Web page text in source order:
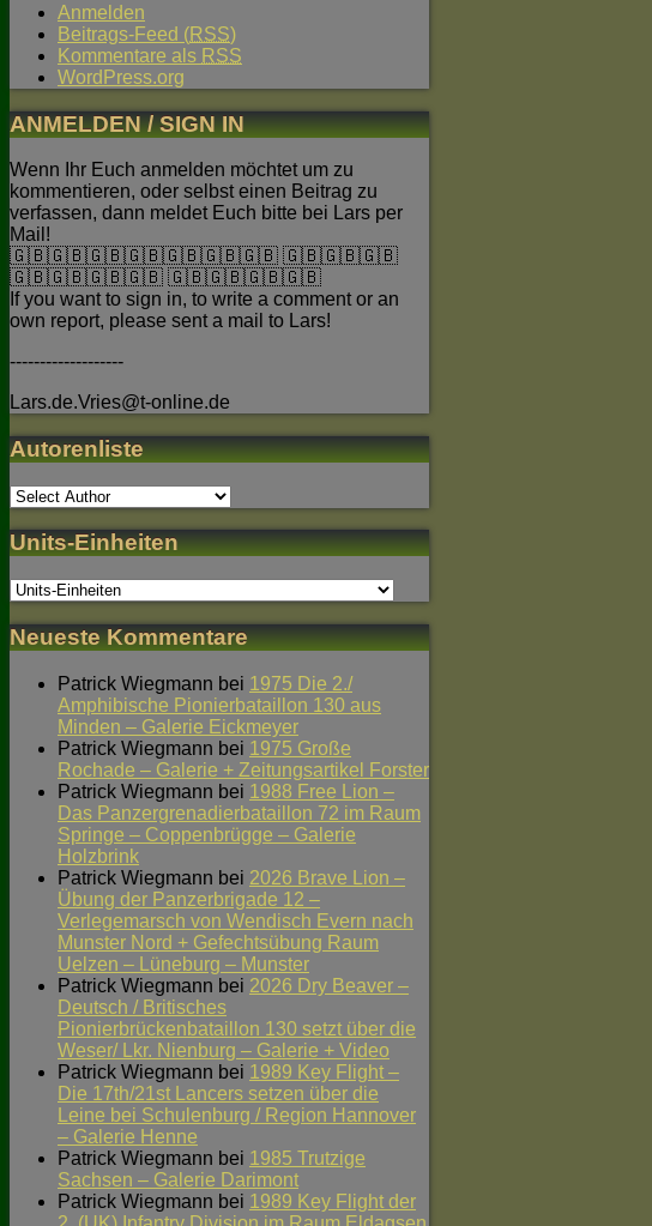
Anmelden
Beitrags-Feed (RSS)
Kommentare als RSS
WordPress.org
ANMELDEN / SIGN IN
Wenn Ihr Euch anmelden möchtet um zu
kommentieren, oder selbst einen Beitrag zu
verfassen, dann meldet Euch bitte bei Lars per
Mail!
🇬🇧🇬🇧🇬🇧🇬🇧🇬🇧🇬🇧🇬🇧 🇬🇧🇬🇧🇬🇧
🇬🇧🇬🇧🇬🇧🇬🇧 🇬🇧🇬🇧🇬🇧🇬🇧
If you want to sign in, to write a comment or an
own report, please sent a mail to Lars!
-------------------
Lars.de.Vries@t-online.de
Autorenliste
Units-Einheiten
Neueste Kommentare
Patrick Wiegmann bei 1975 Die 2./
Amphibische Pionierbataillon 130 aus
Minden – Galerie Eickmeyer
Patrick Wiegmann bei 1975 Große
Rochade – Galerie + Zeitungsartikel Forster
Patrick Wiegmann bei 1988 Free Lion –
Das Panzergrenadierbataillon 72 im Raum
Springe – Coppenbrügge – Galerie
Holzbrink
Patrick Wiegmann bei 2026 Brave Lion –
Übung der Panzerbrigade 12 –
Verlegemarsch von Wendisch Evern nach
Munster Nord + Gefechtsübung Raum
Uelzen – Lüneburg – Munster
Patrick Wiegmann bei 2026 Dry Beaver –
Deutsch / Britisches
Pionierbrückenbataillon 130 setzt über die
Weser/ Lkr. Nienburg – Galerie + Video
Patrick Wiegmann bei 1989 Key Flight –
Die 17th/21st Lancers setzen über die
Leine bei Schulenburg / Region Hannover
– Galerie Henne
Patrick Wiegmann bei 1985 Trutzige
Sachsen – Galerie Darimont
Patrick Wiegmann bei 1989 Key Flight der